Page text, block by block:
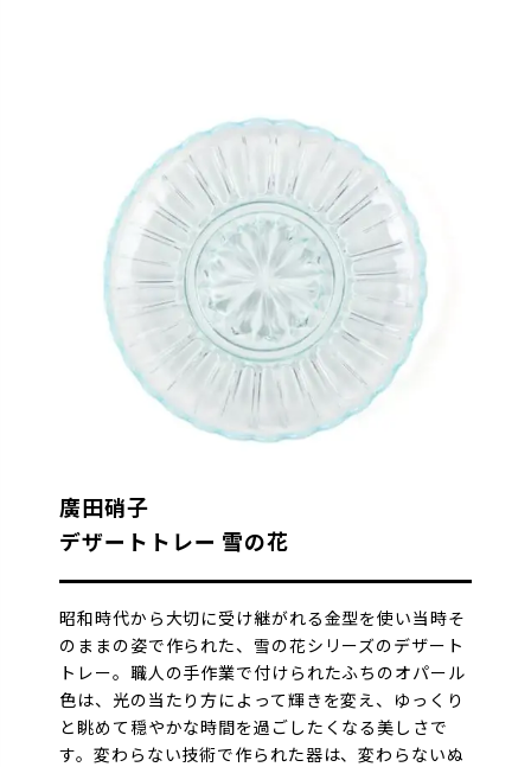
廣田硝子
デザートトレー 雪の花
昭和時代から大切に受け継がれる金型を使い当時そ
のままの姿で作られた、雪の花シリーズのデザート
トレー。職人の手作業で付けられたふちのオパール
色は、光の当たり方によって輝きを変え、ゆっくり
と眺めて穏やかな時間を過ごしたくなる美しさで
す。変わらない技術で作られた器は、変わらないぬ